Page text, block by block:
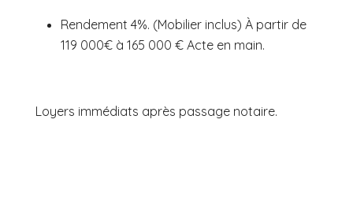
Rendement 4%. (Mobilier inclus) À partir de
119 000€ à 165 000 € Acte en main.
Loyers immédiats après passage notaire.